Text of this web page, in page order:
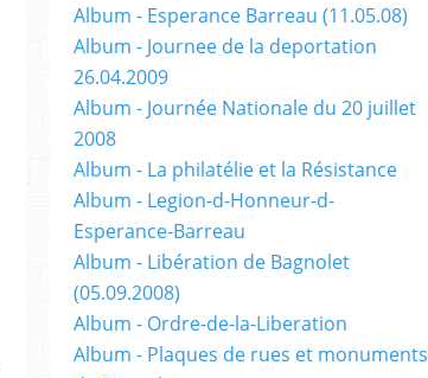
Album - Esperance Barreau (11.05.08)
Album - Journee de la deportation
26.04.2009
Album - Journée Nationale du 20 juillet
2008
Album - La philatélie et la Résistance
Album - Legion-d-Honneur-d-
Esperance-Barreau
Album - Libération de Bagnolet
(05.09.2008)
Album - Ordre-de-la-Liberation
Album - Plaques de rues et monuments